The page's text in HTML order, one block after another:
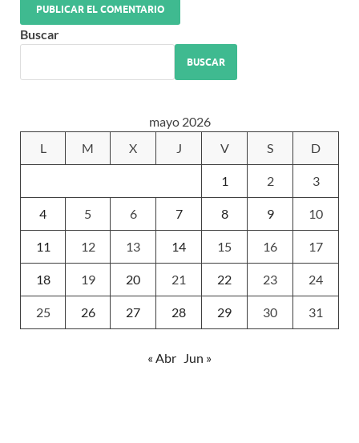
Buscar
BUSCAR
mayo 2026
L
M X J V S D
1 2 3
4 5 6 7 8 9 10
11 12 13 14 15 16 17
18 19 20 21 22 23 24
25 26 27 28 29 30 31
« Abr Jun »